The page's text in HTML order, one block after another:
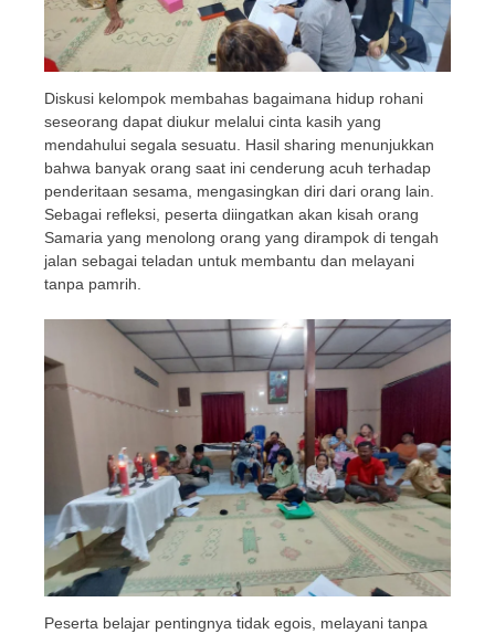
Diskusi kelompok membahas bagaimana hidup rohani
seseorang dapat diukur melalui cinta kasih yang
mendahului segala sesuatu. Hasil sharing menunjukkan
bahwa banyak orang saat ini cenderung acuh terhadap
penderitaan sesama, mengasingkan diri dari orang lain.
Sebagai refleksi, peserta diingatkan akan kisah orang
Samaria yang menolong orang yang dirampok di tengah
jalan sebagai teladan untuk membantu dan melayani
tanpa pamrih.
Peserta belajar pentingnya tidak egois, melayani tanpa